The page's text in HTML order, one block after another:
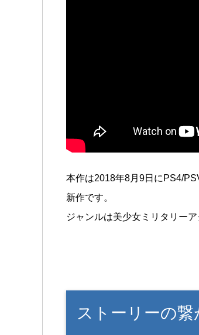
本作は2018年8月9日にPS4/
新作です。
ジャンルは美少女ミリタリー
ストーリーの繋